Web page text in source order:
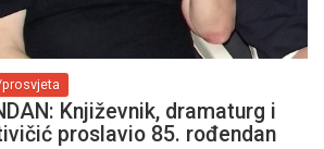
Književnik, dramaturg i
proslavio 85. rođendan